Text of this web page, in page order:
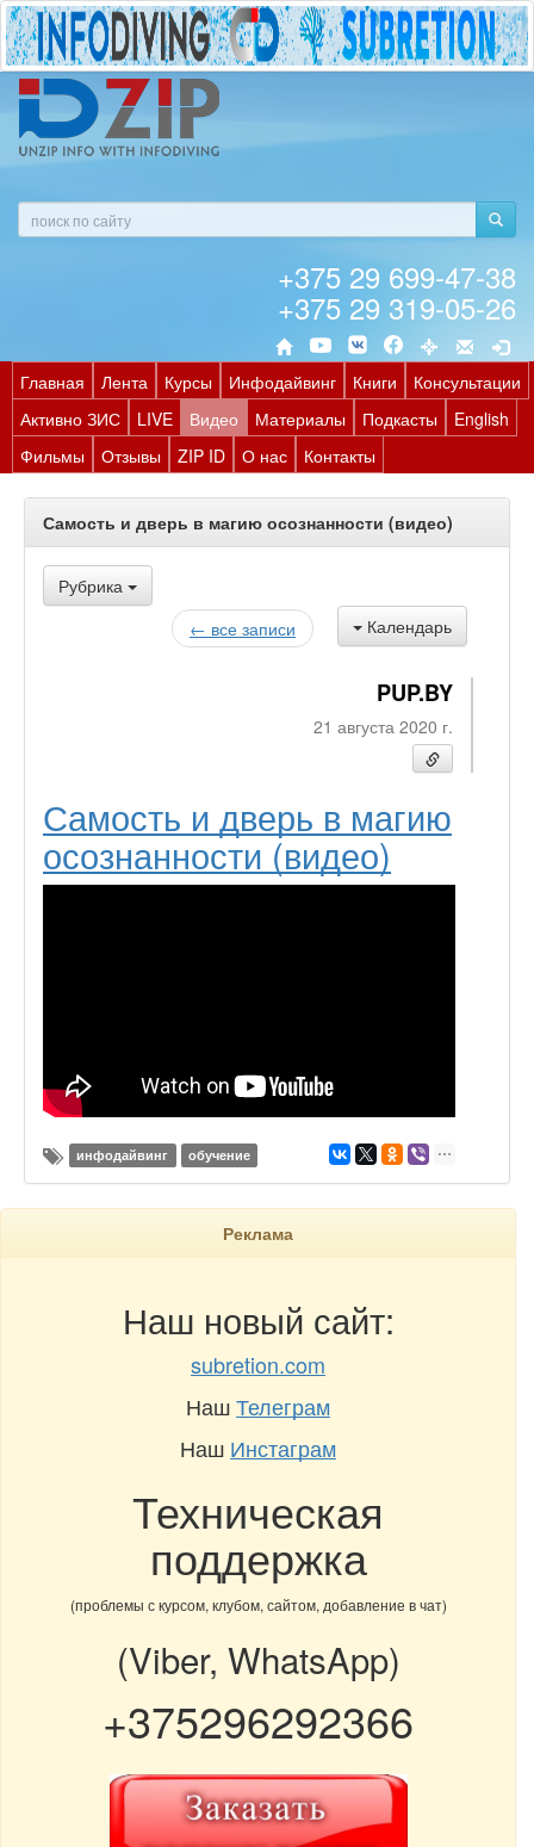
+375 29 699-47-38
+375 29 319-05-26
Главная Лента Курсы Инфодайвинг Книги
Консультации
Активно ЗИС
LIVE Видео Материалы Подкасты
English
Фильмы
Отзывы ZIP ID О нас Контакты
Самость и дверь в магию осознанности (видео)
Рубрика
Календарь
← все записи
PUP.BY
21 августа 2020 г.
Самость и дверь в магию
осознанности (видео)
инфодайвинг обучение
Реклама
Наш новый сайт:
subretion.com
НашТелеграм
Наш Инстаграм
Техническая
поддержка
(проблемы с курсом, клубом, сайтом, добавление в чат)
(Viber, WhatsApp)
+375296292366